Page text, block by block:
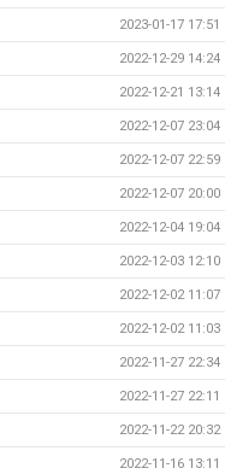
2023-01-17 17:51
2022-12-29 14:24
2022-12-21 13:14
2022-12-07 23:04
2022-12-07 22:59
2022-12-07 20:00
2022-12-04 19:04
2022-12-03 12:10
2022-12-02 11:07
2022-12-02 11:03
2022-11-27 22:34
2022-11-27 22:11
2022-11-22 20:32
2022-11-16 13:11